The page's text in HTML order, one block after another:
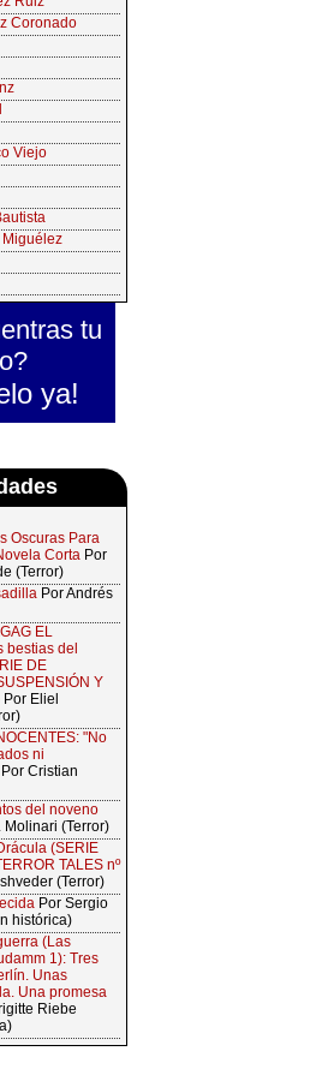
Coronado
Viejo
tu
ya!
Oscuras Para
Corta Por
(Terror)
Por Andrés
EL
bestias del
DE
Y
Por Eliel
"No
ni
Por Cristian
del noveno
Molinari (Terror)
(SERIE
TALES nº
(Terror)
Por Sergio
histórica)
(Las
1): Tres
Unas
Una promesa
Riebe